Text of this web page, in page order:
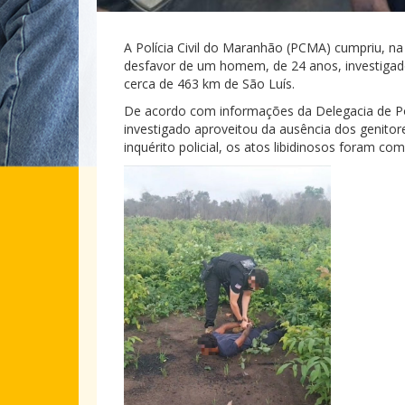
A Polícia Civil do Maranhão (PCMA) cumpriu,
desfavor de um homem, de 24 anos,
cerca de 463 km de São Luís.
De acordo com informações da Delegacia de
investigado aproveitou da ausência dos
inquérito policial, os atos libidinosos foram